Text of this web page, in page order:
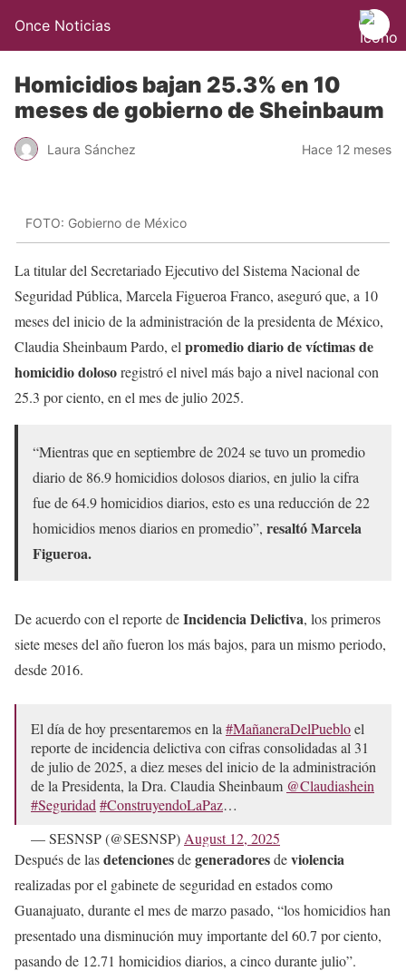
Once Noticias
Homicidios bajan 25.3% en 10
meses de gobierno de Sheinbaum
Laura Sánchez Hace 12 meses
FOTO: Gobierno de México
La titular del Secretariado Ejecutivo del Sistema Nacional de
Seguridad Pública, Marcela Figueroa Franco, aseguró que, a 10
meses del inicio de la administración de la presidenta de México,
Claudia Sheinbaum Pardo, el promedio diario de víctimas de
homicidio dolosoregistró el nivel más bajo a nivel nacional con
25.3 por ciento, en el mes de julio 2025.
“Mientras que en septiembre de 2024 se tuvo un promedio
diario de 86.9 homicidios dolosos diarios, en julio la cifra
fue de 64.9 homicidios diarios, esto es una reducción de 22
homicidios menos diarios en promedio”, resaltó Marcela
Figueroa.
De acuerdo con el reporte deIncidencia Delictiva, los primeros
siete meses del año fueron los más bajos, para un mismo periodo,
desde 2016.
El día de hoy presentaremos en la #MañaneraDelPuebloel
reporte de incidencia delictiva con cifras consolidadas al 31
de julio de 2025, a diez meses del inicio de la administración
de la Presidenta, la Dra. Claudia Sheinbaum @Claudiashein
#Seguridad #ConstruyendoLaPaz…
— SESNSP (@SESNSP) August 12, 2025
Después de lasdetencionesdegeneradoresdeviolencia
realizadas por el gabinete de seguridad en estados como
Guanajuato, durante el mes de marzo pasado, “los homicidios han
presentado una disminución muy importante del 60.7 por ciento,
pasando de 12.71 homicidios diarios, a cinco durante julio”.